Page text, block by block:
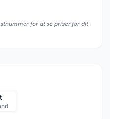
for at se priser for dit